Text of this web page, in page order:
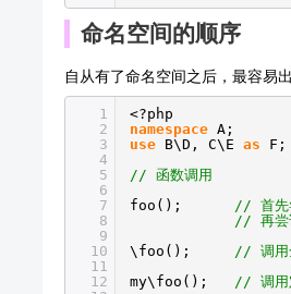
命名空间的顺序
自从有了命名空间之后，最容易
1
2
3
4
5
6
7
8
9
10
11
12
<?php
namespace A;
use B\D, C\E as
F;
// 函数调用
foo(); // 首先
// 再尝
\foo(); // 调用
my\foo(); // 调用